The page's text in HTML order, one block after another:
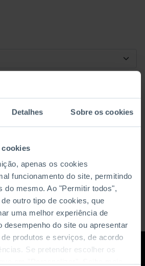
Detalhes Sobre os cookies
apenas os cookies
funcionamento do site, permitindo
do mesmo. Ao "Permitir todos",
outro tipo de cookies, que
uma melhor experiência de
desempenho do site ou apresentar
produtos e serviços, de acordo
Se pretender escolher os